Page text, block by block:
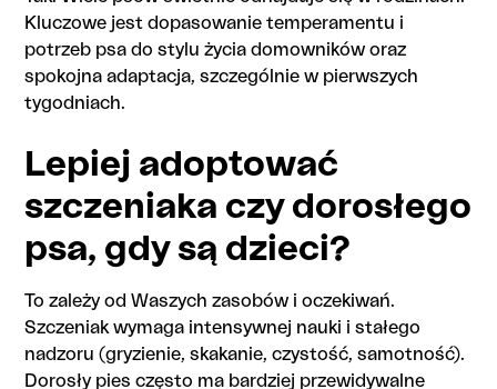
Kluczowe jest dopasowanie temperamentu i
potrzeb psa do stylu życia domowników oraz
spokojna adaptacja, szczególnie w pierwszych
tygodniach.
Lepiej adoptować
szczeniaka czy dorosłego
psa, gdy są dzieci?
To zależy od Waszych zasobów i oczekiwań.
Szczeniak wymaga intensywnej nauki i stałego
nadzoru (gryzienie, skakanie, czystość, samotność).
Dorosły pies często ma bardziej przewidywalne